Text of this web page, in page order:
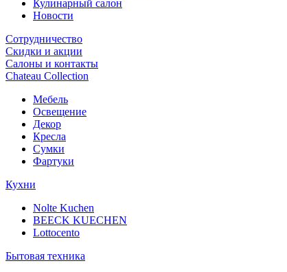
Кулинарный салон
Новости
Сотрудничество
Скидки и акции
Салоны и контакты
Chateau Collection
Мебель
Освещение
Декор
Кресла
Сумки
Фартуки
Кухни
Nolte Kuchen
BEECK KUECHEN
Lottocento
Бытовая техника